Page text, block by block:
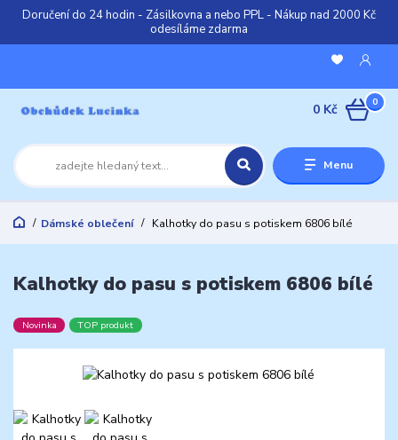
Doručení do 24 hodin - Zásilkovna a nebo PPL - Nákup nad 2000 Kč
odesíláme zdarma
Menu
0
0 Kč
Dámské oblečení Kalhotky do pasu s potiskem 6806 bílé
Kalhotky do pasu s potiskem 6806 bílé
Novinka TOP produkt